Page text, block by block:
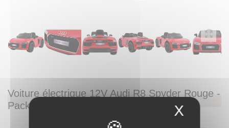
Voiture électrique 12V Audi R8 Spyder Rouge -
Pack Luxe
X